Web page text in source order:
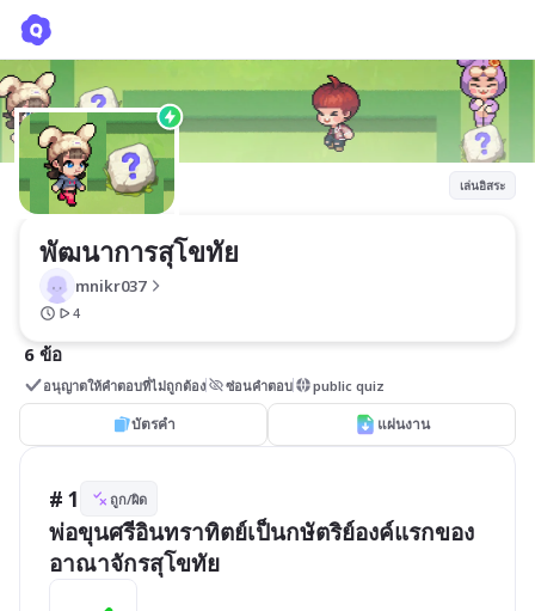
เล่นอิสระ
พัฒนาการสุโขทัย
mnikr037
4
6 ข้อ
อนุญาตให้คำตอบที่ไม่ถูกต้อง ซ่อนคำตอบ public quiz
บัตรคำ แผ่นงาน
# 1 ถูก/ผิด
พ่อขุนศรีอินทราทิตย์เป็นกษัตริย์องค์แรกของ
อาณาจักรสุโขทัย